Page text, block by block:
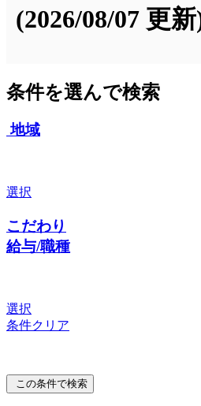
(2026/08/07 更
条件を選んで検索
地域
選択
こだわり
給与/職種
選択
条件クリア
この条件で検索